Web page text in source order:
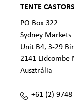
TENTE
PO Box 322
Sydney Markets
Unit B4, 3-29
2141 Lidcombe
Ausztrália
+61 (2) 9748